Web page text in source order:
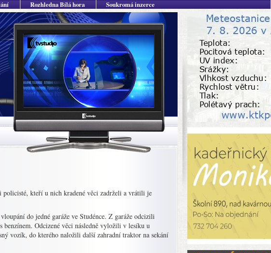
Rozhledna Bílá hora Soukromá inzerce
kteří u nich kradené věci zadrželi a vrátili je
do jedné garáže ve Studénce. Z garáže odcizili
Odcizené věci následně vyložili v lesíku u
vozík, do kterého naložili další zahradní traktor na sekání